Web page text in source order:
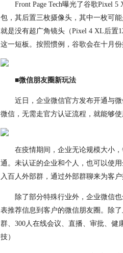
Front Page Tech曝光了谷歌Pixel
包，其后置三枚摄像头，其中一枚可
就是没有超广角镜头（Pixel 4 XL后置
这一短板。按照惯例，谷歌会在十月
■微信朋友圈新玩法
近日，企业微信官方发布开通与
微信，无需走官方认证流程，就能够使
在疫情期间，企业无论规模大小
通。未认证的企业和个人，也可以使
入百人外部群，通过外部群聊来为客
除了部分特殊行业外，企业微信
表推荐信息到客户的微信朋友圈。除
群、300人在线会议、直播、审批、
技）